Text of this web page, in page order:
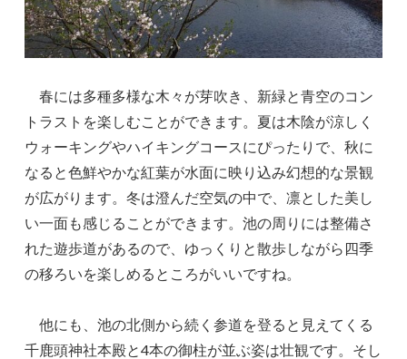
春には多種多様な木々が芽吹き、新緑と青空のコン
トラストを楽しむことができます。夏は木陰が涼しく
ウォーキングやハイキングコースにぴったりで、秋に
なると色鮮やかな紅葉が水面に映り込み幻想的な景観
が広がります。冬は澄んだ空気の中で、凛とした美し
い一面も感じることができます。池の周りには整備さ
れた遊歩道があるので、ゆっくりと散歩しながら四季
の移ろいを楽しめるところがいいですね。
他にも、池の北側から続く参道を登ると見えてくる
千鹿頭神社本殿と4本の御柱が並ぶ姿は壮観です。そし